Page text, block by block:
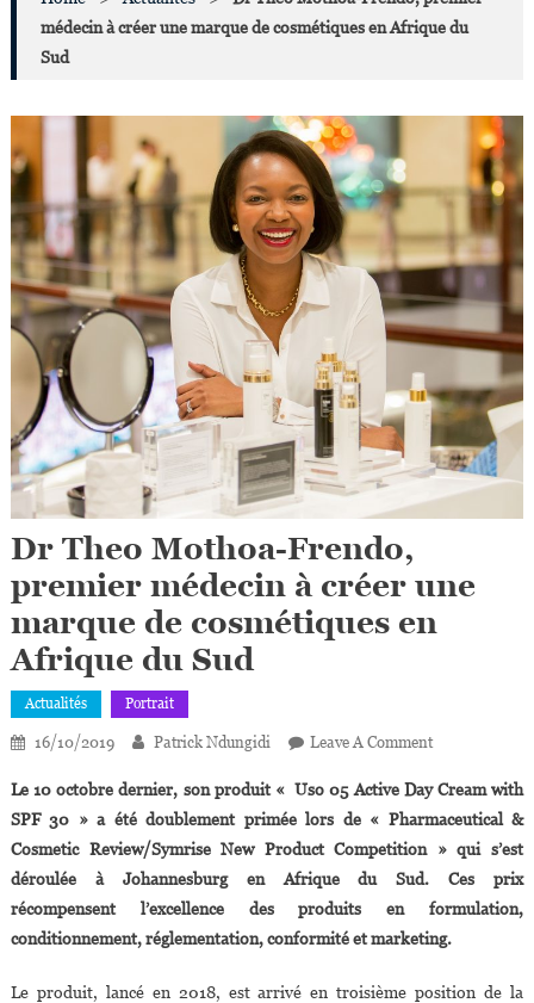
médecin à créer une marque de cosmétiques en Afrique du
Sud
Dr Theo Mothoa-Frendo,
premier médecin à créer une
marque de cosmétiques en
Afrique du Sud
Actualités Portrait
16/10/2019 Patrick Ndungidi Leave A CommentOn
Theo
Mothoa-
Frendo,
Premier
Médecin
À
Une
Le 10 octobre dernier, son produit « Uso 05 Active Day Cream with
SPF 30 » a été doublement primée lors de « Pharmaceutical &
Cosmetic Review/Symrise New Product Competition » qui s’est
déroulée à Johannesburg en Afrique du Sud. Ces prix
récompensent l’excellence des produits en formulation,
conditionnement, réglementation, conformité et marketing.
Le produit, lancé en 2018, est arrivé en troisième position de la